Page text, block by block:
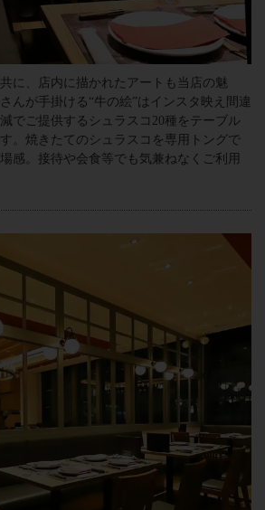
に、店内に描かれたアートも当店の魅
んが手掛ける“牛の絵”はインスタ映え間違
でご提供するシュラスコ20種をテーブル
。焼きたてのシュラスコを専用トングで
感。接待や会食等でも気兼ねなくご利用